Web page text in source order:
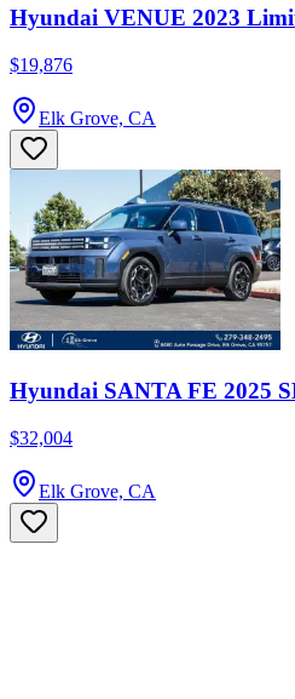
Hyundai VENUE 2023
$19,876
Elk Grove, CA
Hyundai SANTA FE 2025
$32,004
Elk Grove, CA